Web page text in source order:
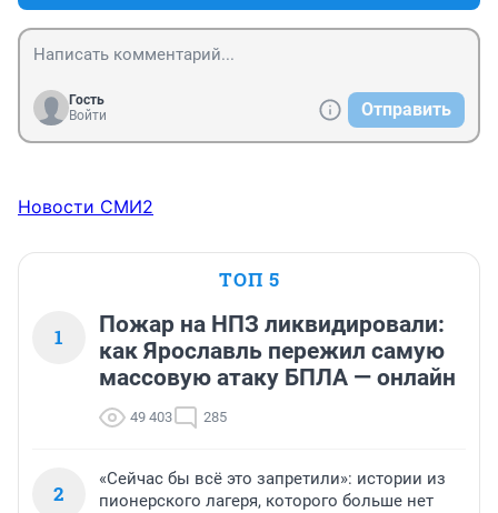
Гость
Войти
Отправить
Новости СМИ2
ТОП 5
1
Пожар на НПЗ ликвидировали:
как Ярославль пережил самую
массовую атаку БПЛА — онлайн
49 403 285
2
«Сейчас бы всё это запретили»: истории из
пионерского лагеря, которого больше нет